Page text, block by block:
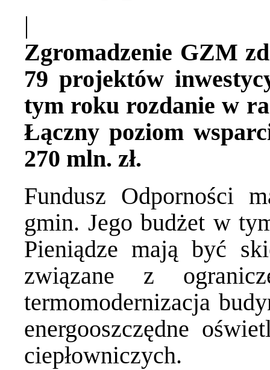
|
Zgromadzenie GZM
79 projektów
tym roku rozdanie w
Łączny poziom
270 mln. zł.
Fundusz Odporności
gmin. Jego budżet w
Pieniądze mają być
związane z
termomodernizacja
energooszczędne
ciepłowniczych.